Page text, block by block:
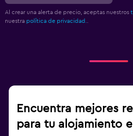
Al crear una alerta de precio, aceptas nuestros
nuestra política de privacidad.
Encuentra mejores
para tu alojamiento